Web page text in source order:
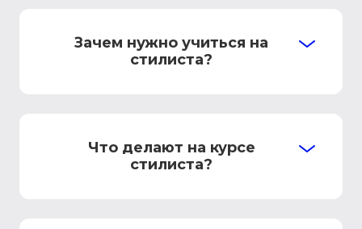
Зачем нужно учиться на
стилиста?
Что делают на курсе
стилиста?